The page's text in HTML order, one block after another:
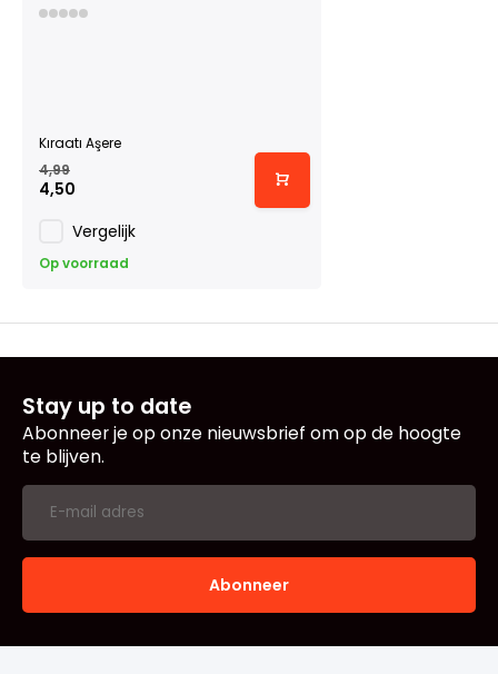
Kıraatı Aşere
4,99
4,50
Vergelijk
Op voorraad
Stay up to date
Abonneer je op onze nieuwsbrief om op de hoogte
te blijven.
Abonneer